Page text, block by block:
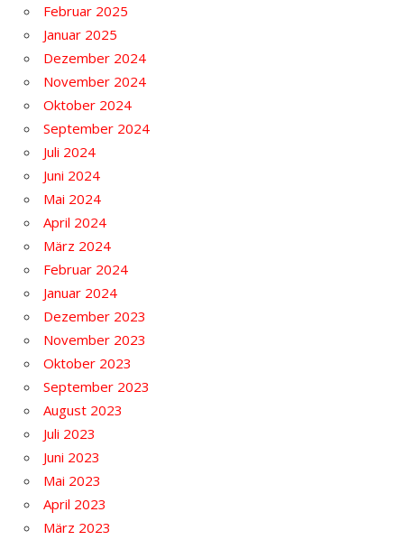
Februar 2025
Januar 2025
Dezember 2024
November 2024
Oktober 2024
September 2024
Juli 2024
Juni 2024
Mai 2024
April 2024
März 2024
Februar 2024
Januar 2024
Dezember 2023
November 2023
Oktober 2023
September 2023
August 2023
Juli 2023
Juni 2023
Mai 2023
April 2023
März 2023